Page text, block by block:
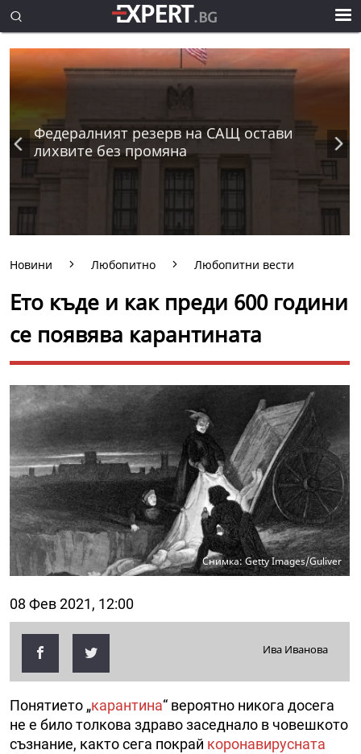
Федералният резерв на САЩ остави
лихвите без промяна
Новини Любопитно Любопитни вести
Ето къде и как преди 600 години
се появява карантината
Снимка: Getty Images/Guliver
08 Фев 2021, 12:00
Ива Иванова
Понятието „карантина“ вероятно никога досега
не е било толкова здраво заседнало в човешкото
съзнание, както сега покрай коронавирусната